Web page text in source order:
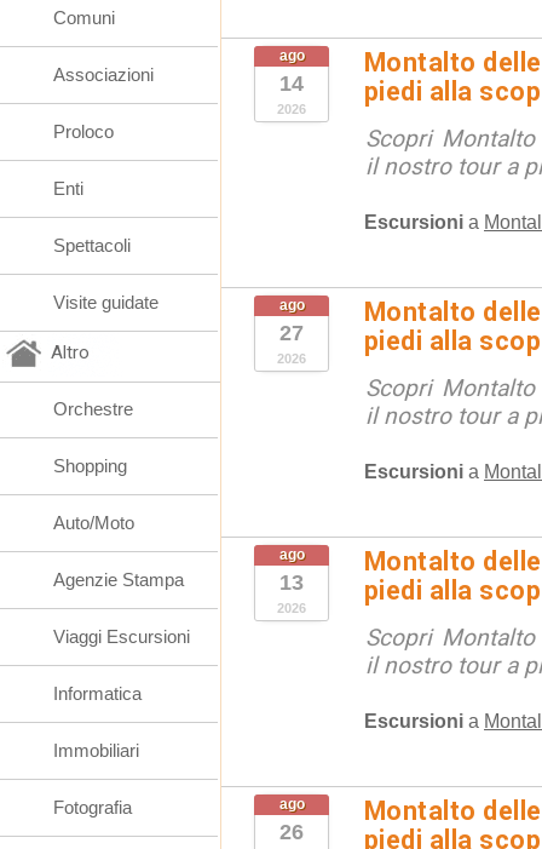
ago
14
2026
Montalto
piedi alla
Scopri
il nostro tour a
Escursioni a
ago
27
2026
Montalto
piedi alla
Scopri
il nostro tour a
Escursioni a
ago
13
2026
Montalto
piedi alla
Scopri
il nostro tour a
Escursioni a
ago
26
Montalto
piedi alla
Comuni
Associazioni
Proloco
Enti
Spettacoli
Visite guidate
Altro
Orchestre
Shopping
Auto/Moto
Agenzie Stampa
Viaggi Escursioni
Informatica
Immobiliari
Fotografia